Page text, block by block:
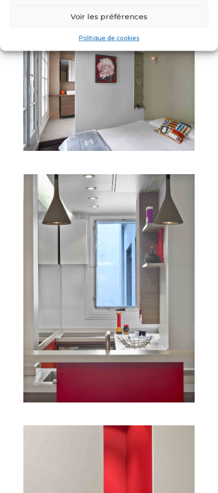
Voir les préférences
Politique de cookies